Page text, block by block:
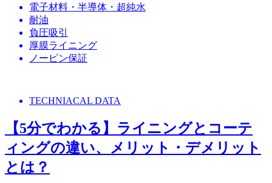
電子材料・半導体・超純水
耐油
負圧吸引
厚膜ライニング
ノーピン保証
TECHNIACAL DATA
【5分でわかる】ライニングとコーテ
ィングの違い、メリット・デメリット
とは？